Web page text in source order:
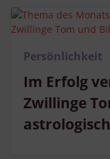
Im Erfolg
Zwillinge
Persönlichkeit